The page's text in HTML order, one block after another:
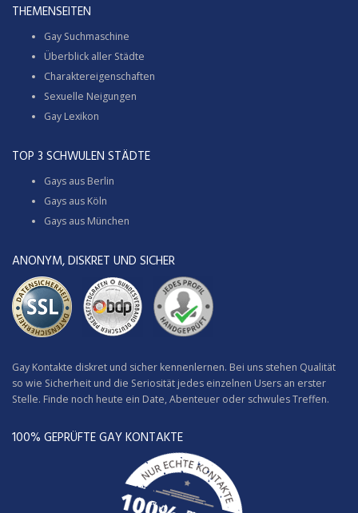
THEMENSEITEN
Gay Suchmaschine
Überblick aller Städte
Charaktereigenschaften
Sexuelle Neigungen
Gay Lexikon
TOP 3 SCHWULEN STÄDTE
Gays aus Berlin
Gays aus Köln
Gays aus München
ANONYM, DISKRET UND SICHER
Gay Kontakte diskret und sicher kennenlernen. Bei uns stehen Qualität
so wie Sicherheit und die Seriosität jedes einzelnen Users an erster
Stelle. Finde noch heute ein Date, Abenteuer oder schwules Treffen.
100% GEPRÜFTE GAY KONTAKTE